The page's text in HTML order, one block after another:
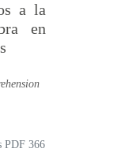
a la
en
PDF 366